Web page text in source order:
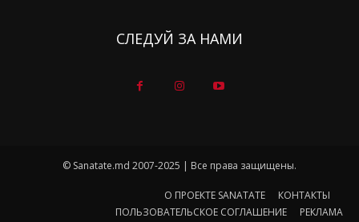
СЛЕДУЙ ЗА НАМИ
© Sanatate.md 2007-2025 | Все права защищены.
О ПРОЕКТЕ SANATATE
КОНТАКТЫ
ПОЛЬЗОВАТЕЛЬСКОЕ СОГЛАШЕНИЕ
РЕКЛАМА